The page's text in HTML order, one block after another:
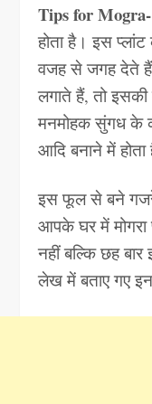
Tips for Mogra-
होता है। इस
वजह से जगह देते
लगाते हैं, तो
मनमोहक सुंगध के
आदि बनाने में होता
इस फूल से बने गजरे
आपके घर में मोगरा
नहीं बल्कि छह
लेख में बताए गए